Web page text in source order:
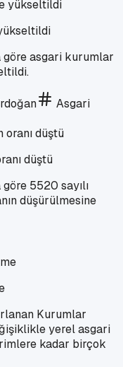
göre asgari kurumlar
Asgari
düştü
5520 sayılı
düşürülmesine
Kurumlar
yerel asgari
kadar birçok